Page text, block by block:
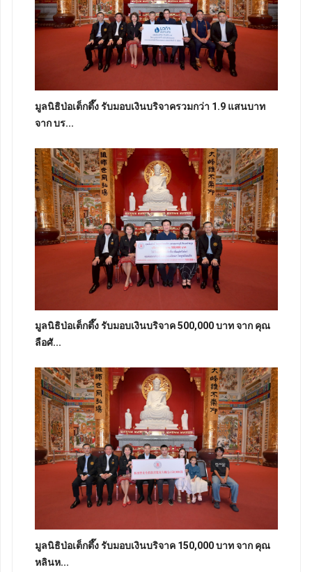
มูลนิธิป่อเต็กตึ๊ง รับมอบเงินบริจาครวมกว่า 1.9 แสนบาท
จาก บร...
มูลนิธิป่อเต็กตึ๊ง รับมอบเงินบริจาค 500,000 บาท จาก คุณ
ลือศั...
มูลนิธิป่อเต็กตึ๊ง รับมอบเงินบริจาค 150,000 บาท จาก คุณ
หลินห...